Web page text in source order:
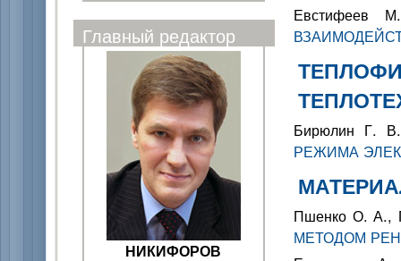
Главный редактор
НИКИФОРОВ
Бирюлин Г.
РЕЖИМА
Пшенко О. А.,
МЕТОДОМ